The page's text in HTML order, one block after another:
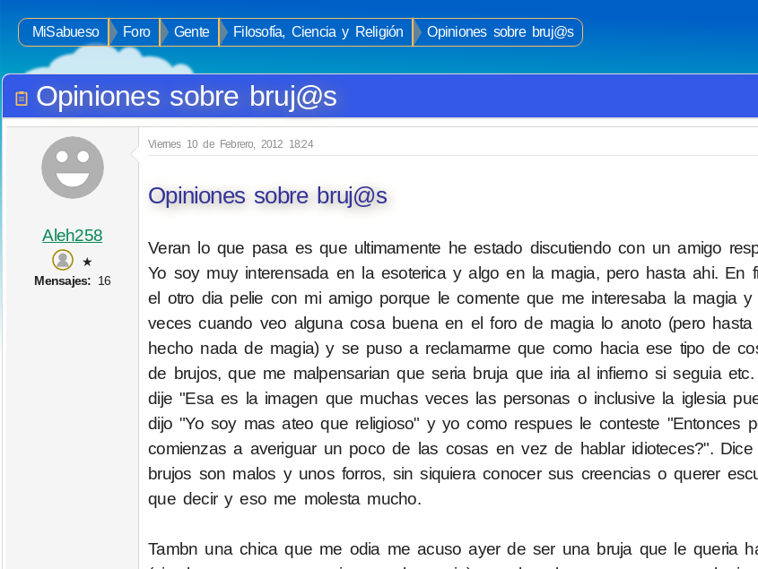
MiSabueso Foro Gente Filosofía, Ciencia y Religión Opiniones sobre bruj@s
Opiniones sobre bruj@s
Aleh258
★
Mensajes: 16
Viernes 10 de Febrero, 2012 18:24
Opiniones sobre bruj@s
Veran lo que pasa es que ultimamente he estado discutiendo con un amigo
Yo soy muy interensada en la esoterica y algo en la magia, pero hasta ahi. En
el otro dia pelie con mi amigo porque le comente que me interesaba la magia
veces cuando veo alguna cosa buena en el foro de magia lo anoto (pero
hecho nada de magia) y se puso a reclamarme que como hacia ese tipo de
de brujos, que me malpensarian que seria bruja que iria al infierno si seguia
dije "Esa es la imagen que muchas veces las personas o inclusive la iglesia
dijo "Yo soy mas ateo que religioso" y yo como respues le conteste "Entonces
comienzas a averiguar un poco de las cosas en vez de hablar idioteces?".
brujos son malos y unos forros, sin siquiera conocer sus creencias o querer
que decir y eso me molesta mucho.
Tambn una chica que me odia me acuso ayer de ser una bruja que le queria